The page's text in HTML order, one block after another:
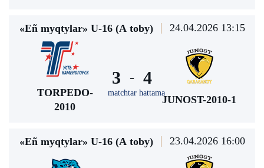
«Eñ myqtylar» U-16 (А toby) 24.04.2026 13:15
TORPEDO-
2010
3 -
matchtar hattama
4
JUNOST-2010-1
«Eñ myqtylar» U-16 (А toby) 23.04.2026 16:00